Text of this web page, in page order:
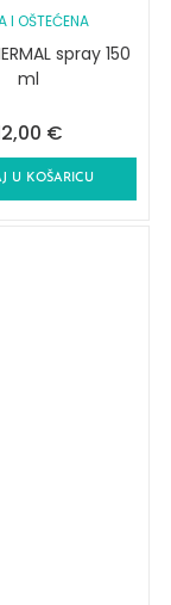
I OŠTEĆENA
spray 150
ml
€
U KOŠARICU